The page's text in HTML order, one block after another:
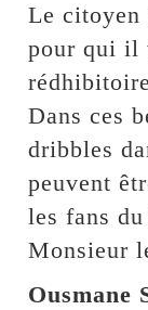
Le citoyen
pour qui il
Dans ces
dribbles
peuvent
les fans
Monsieur
Ousmane